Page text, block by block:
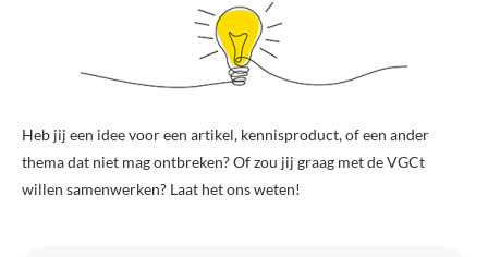
Heb jij een idee voor een artikel, kennisproduct, of een ander
thema dat niet mag ontbreken? Of zou jij graag met de VGCt
willen samenwerken? Laat het ons weten!